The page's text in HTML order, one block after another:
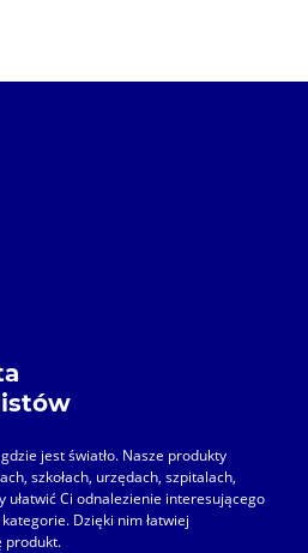
jest światło. Nasze produkty
szkołach, urzędach, szpitalach,
ułatwić Ci odnalezienie interesującego
Dzięki nim łatwiej
produkt.